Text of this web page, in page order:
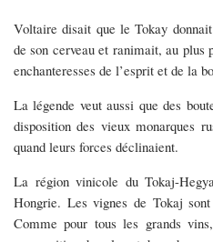
Voltaire disait que le Tokay
de son cerveau et ranimait, au plus
enchanteresses de l’esprit et de la
La légende veut aussi que des
disposition des vieux monarques
quand leurs forces déclinaient.
La région vinicole du Tokaj-
Hongrie. Les vignes de Tokaj
Comme pour tous les grands